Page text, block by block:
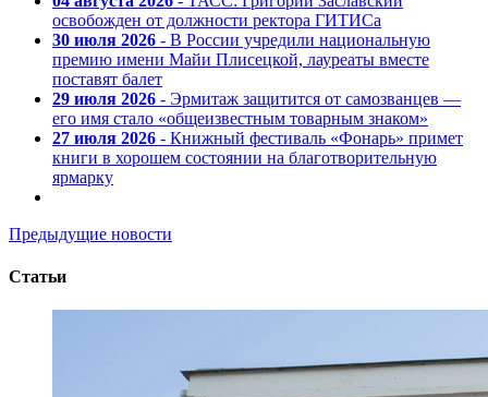
освобожден от должности ректора ГИТИСа
30 июля 2026 - В России учредили национальную
премию имени Майи Плисецкой, лауреаты вместе
поставят балет
29 июля 2026 - Эрмитаж защитится от самозванцев —
его имя стало «общеизвестным товарным знаком»
27 июля 2026 - Книжный фестиваль «Фонарь» примет
книги в хорошем состоянии на благотворительную
ярмарку
Предыдущие новости
Статьи